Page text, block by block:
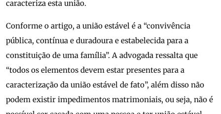
caracteriza esta união.
Conforme o artigo, a união estável é a “convivência
pública, contínua e duradoura e estabelecida para a
constituição de uma família”. A advogada ressalta que
“todos os elementos devem estar presentes para a
caracterização da união estável de fato”, além disso não
podem existir impedimentos matrimoniais, ou seja, não é